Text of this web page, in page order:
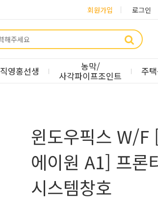
회원가입 로그인
직영홍선생
농막/
사각파이프조인트
주
윈도우픽스 W/F
에이원 A1] 프론
시스템창호